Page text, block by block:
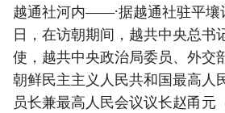
越通社河内——·据越通社驻平壤
日，在访朝期间，越共中央总书
使，越共中央政治局委员、外交
朝鲜民主主义人民共和国最高人
员长兼最高人民会议议长赵甬元